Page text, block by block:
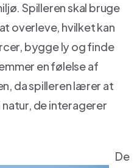
Spilleren skal bruge
overleve, hvilket kan
bygge ly og finde
en følelse af
da spilleren lærer at
de interagerer
De